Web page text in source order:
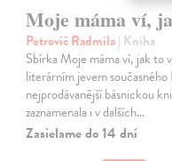
Moje máma ví,
Petrovič Radmila| Kniha
Sbírka Moje máma ví, jak to
literárním jevem
nejprodávanější básnickou
zaznamenala i v dalších…
Zasielame do 14 dní